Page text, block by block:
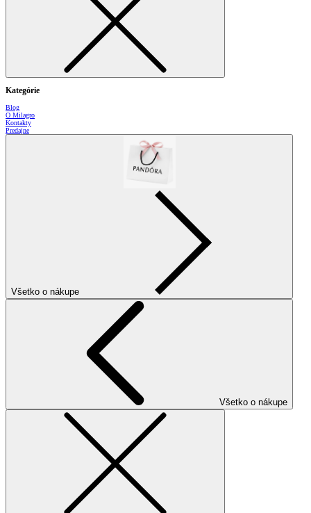
Kategórie
Blog
O Milagro
Kontakty
Predajne
Všetko o nákupe
Všetko o nákupe